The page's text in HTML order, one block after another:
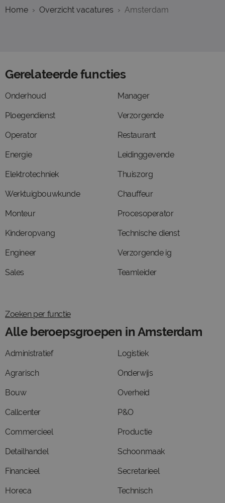
Home Overzicht vacatures Amsterdam
Gerelateerde functies
Onderhoud
Ploegendienst
Operator
Energie
Elektrotechniek
Werktuigbouwkunde
Monteur
Kinderopvang
Engineer
Sales
Manager
Verzorgende
Restaurant
Leidinggevende
Thuiszorg
Chauffeur
Procesoperator
Technische dienst
Verzorgende ig
Teamleider
Zoeken per functie
Alle beroepsgroepen in Amsterdam
Administratief
Agrarisch
Bouw
Callcenter
Commercieel
Detailhandel
Financieel
Horeca
Logistiek
Onderwijs
Overheid
P&O
Productie
Schoonmaak
Secretarieel
Technisch